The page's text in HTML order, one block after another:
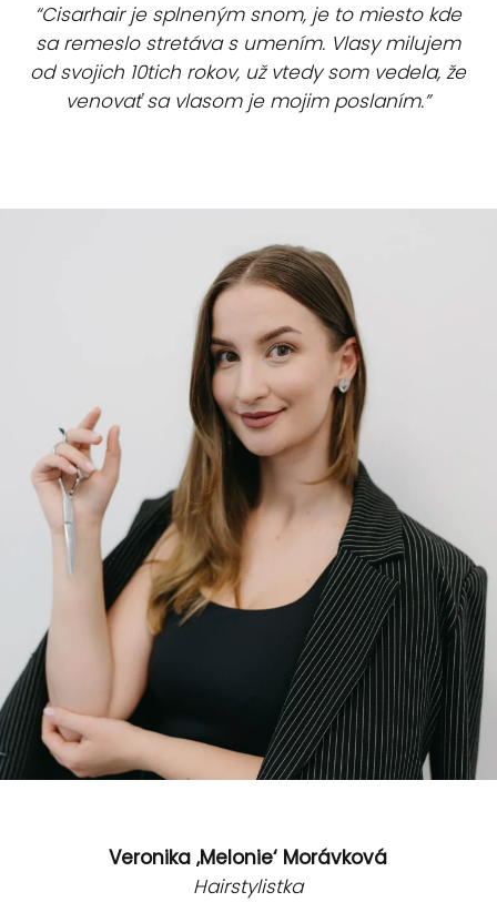
“Cisarhair je splneným snom, je to miesto kde
sa remeslo stretáva s umením. Vlasy milujem
od svojich 10tich rokov, už vtedy som vedela, že
venovať sa vlasom je mojim poslaním.”
Veronika ‚Melonie‘ Morávková
Hairstylistka